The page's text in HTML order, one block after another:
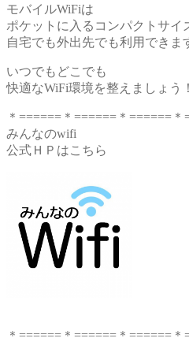
モバイルWiFiは
ポケットに入るコンパクトサイ
自宅でも外出先でも利用できま
いつでもどこでも
快適なWiFi環境を整えましょう！
＊======＊======＊======＊
みんなのwifi
公式ＨＰはこちら
＊======＊======＊======＊